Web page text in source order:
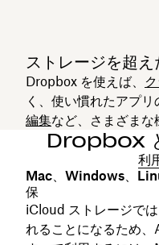
ストレージを超
Dropbox を使えば、
く、使い慣れたアプリ
編集など、さまざまな
Dropbox
利
Mac、Windows、
保
iCloud ストレージで
れることになるため